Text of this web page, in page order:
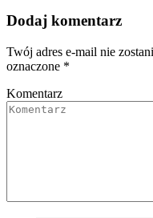
Dodaj komentarz
Twój adres e-mail nie
oznaczone *
Komentarz